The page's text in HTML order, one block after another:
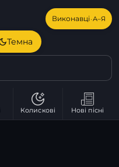
Виконавці·А–Я
Темна
Колискові Нові пісні